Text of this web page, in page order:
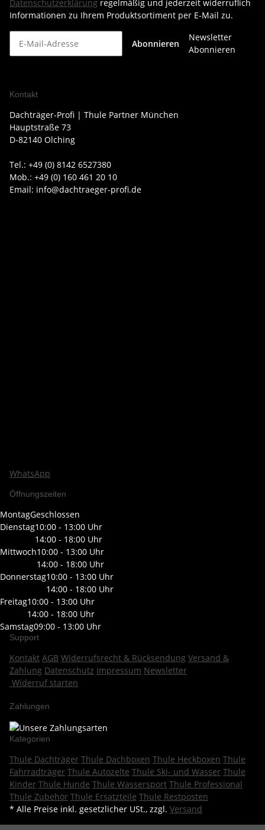
Datenschutzerklärung regelmäßig und jederzeit widerruflich
Informationen zu Ihrem Produktsortiment per E-Mail zu.
Abonnieren
Newsletter
Abonnieren
Kontakt
Dachträger-Profi | Thule Partner München
Hauptstraße 73
D-82140 Olching
Tel.: +49 (0) 8142 6527380
Mob.: +49 (0) 160 461 20 10
Email: info@dachtraeger-profi.de
WhatsApp
Öffnungszeiten
MontagGeschlossen
Dienstag10:00 - 13:00 Uhr
14:00 - 18:00 Uhr
Mittwoch10:00 - 13:00 Uhr
14:00 - 18:00 Uhr
Donnerstag10:00 - 13:00 Uhr
14:00 - 18:00 Uhr
Freitag10:00 - 13:00 Uhr
14:00 - 18:00 Uhr
Samstag09:00 - 13:00 Uhr
Support
Kontakt AGB Widerrufsrecht & Rücksendung Versand &
Zahlung Datenschutz Impressum Newsletter
Widerruf starten
Zahlungen
Kategorien
Thule Dachträger Thule Dachboxen Thule Heckboxen Thule
Fahrradträger Thule Autozelte Thule Ski- und Wasser Thule
Kinder Thule Hunde Thule Wassersport Thule Professional
Thule Zubehör Thule Ersatzteile Thule Restposten
* Alle Preise inkl. gesetzlicher USt., zzgl. Versand